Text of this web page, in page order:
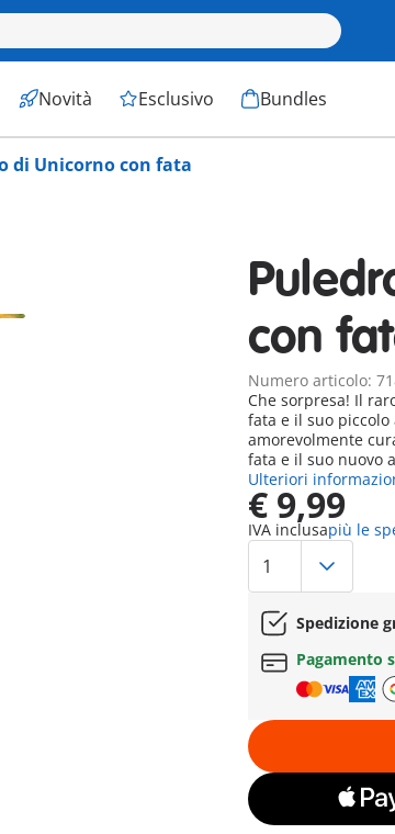
Novità Esclusivo Bundles
di Unicorno con fata
con
Numero articolo:
Che sorpresa! Il
fata e il suo
amorevolmente
fata e il suo nuovo
Ulteriori
€ 9,99
IVA inclusapiù le
Spedizione
Pagamento